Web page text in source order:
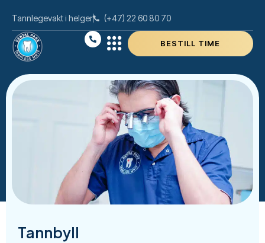
Tannlegevakt i helger (+47) 22 60 80 70
BESTILL TIME
Tannbyll